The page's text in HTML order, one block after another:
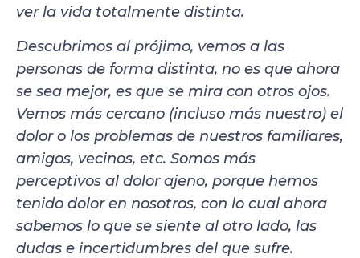
ver la vida totalmente distinta.
Descubrimos al prójimo, vemos a las
personas de forma distinta, no es que ahora
se sea mejor, es que se mira con otros ojos.
Vemos más cercano (incluso más nuestro) el
dolor o los problemas de nuestros familiares,
amigos, vecinos, etc. Somos más
perceptivos al dolor ajeno, porque hemos
tenido dolor en nosotros, con lo cual ahora
sabemos lo que se siente al otro lado, las
dudas e incertidumbres del que sufre.